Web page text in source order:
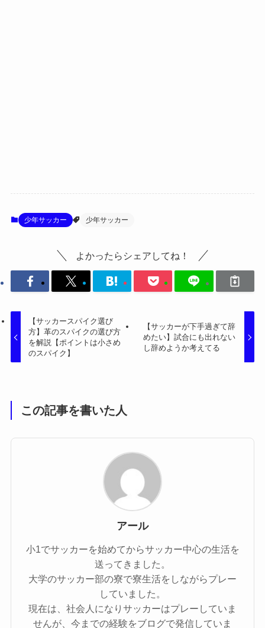
少年サッカー 少年サッカー
よかったらシェアしてね！
【サッカースパイク選び
方】革のスパイクの選び方
を解説【ポイントは小さめ
のスパイク】
【サッカーが下手過ぎて辞
めたい】試合にも出れない
し辞めようか考えてる
この記事を書いた人
アール
小1でサッカーを始めてからサッカー中心の生活を
送ってきました。
大学のサッカー部の寮で寮生活をしながらプレー
していました。
現在は、社会人になりサッカーはプレーしていま
せんが、今までの経験をブログで発信していま